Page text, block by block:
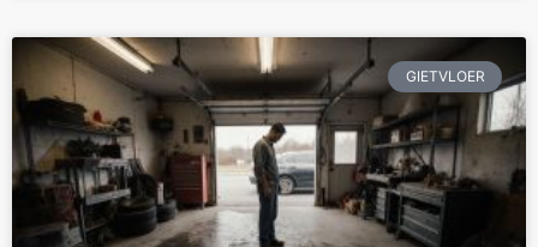
GIETVLOER